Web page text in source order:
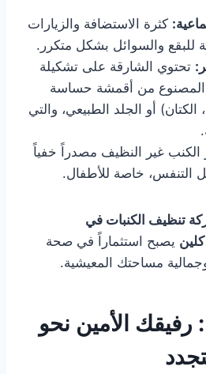
كثرة الاستضافة والزيارات
والسوائل بشكل متكرر.
تحتوي الشارقة على تشكيلة
من أقمشة حساسة
الكتان) أو الجلد الطبيعي، والتي
الكنب غير النظيف مصدراً خفياً
التنفس، خاصة للأطفال.
تنظيف الكنبات في
يصبح استثماراً في صحة
مساحتك المعيشية.
رفيقك الأمين نحو